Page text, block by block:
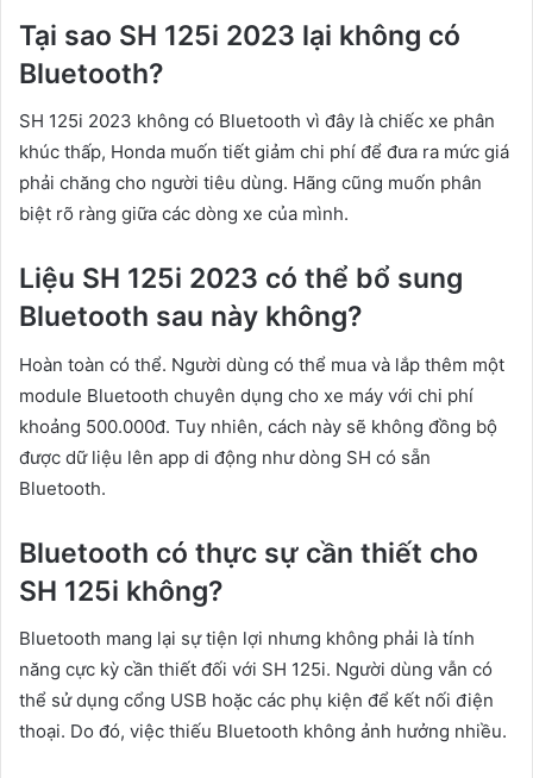
Tại sao SH 125i 2023 lại không có
Bluetooth?
SH 125i 2023 không có Bluetooth vì đây là chiếc xe phân
khúc thấp, Honda muốn tiết giảm chi phí để đưa ra mức giá
phải chăng cho người tiêu dùng. Hãng cũng muốn phân
biệt rõ ràng giữa các dòng xe của mình.
Liệu SH 125i 2023 có thể bổ sung
Bluetooth sau này không?
Hoàn toàn có thể. Người dùng có thể mua và lắp thêm một
module Bluetooth chuyên dụng cho xe máy với chi phí
khoảng 500.000đ. Tuy nhiên, cách này sẽ không đồng bộ
được dữ liệu lên app di động như dòng SH có sẵn
Bluetooth.
Bluetooth có thực sự cần thiết cho
SH 125i không?
Bluetooth mang lại sự tiện lợi nhưng không phải là tính
năng cực kỳ cần thiết đối với SH 125i. Người dùng vẫn có
thể sử dụng cổng USB hoặc các phụ kiện để kết nối điện
thoại. Do đó, việc thiếu Bluetooth không ảnh hưởng nhiều.